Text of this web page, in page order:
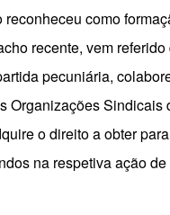
como
recente, vem
pecuniária,
Organizações Sindicais
o direito a obter
na respetiva ação de